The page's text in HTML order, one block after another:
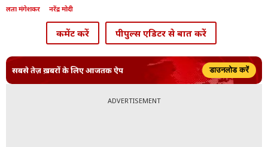
लता मंगेशकर नरेंद्र मोदी
कमेंट करें पीपुल्स एडिटर से बात करें
सबसे तेज़ ख़बरों के लिए आजतक ऐप डाउनलोड करें
ADVERTISEMENT